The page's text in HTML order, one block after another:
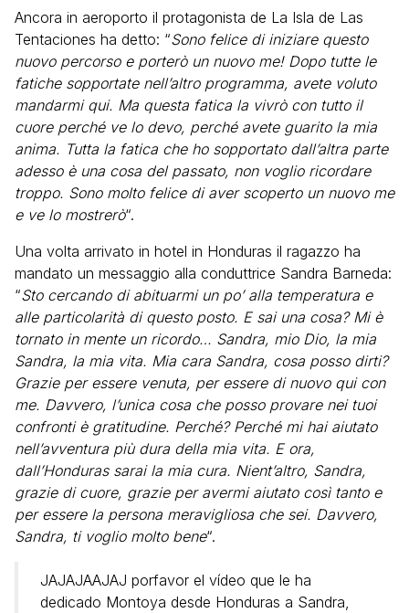
Ancora in aeroporto il protagonista de La Isla de Las
Tentaciones ha detto: “Sono felice di iniziare questo
nuovo percorso e porterò un nuovo me! Dopo tutte le
fatiche sopportate nell’altro programma, avete voluto
mandarmi qui. Ma questa fatica la vivrò con tutto il
cuore perché ve lo devo, perché avete guarito la mia
anima. Tutta la fatica che ho sopportato dall’altra parte
adesso è una cosa del passato, non voglio ricordare
troppo. Sono molto felice di aver scoperto un nuovo me
e ve lo mostrerò“.
Una volta arrivato in hotel in Honduras il ragazzo ha
mandato un messaggio alla conduttrice Sandra Barneda:
“Sto cercando di abituarmi un po’ alla temperatura e
alle particolarità di questo posto. E sai una cosa? Mi è
tornato in mente un ricordo… Sandra, mio Dio, la mia
Sandra, la mia vita. Mia cara Sandra, cosa posso dirti?
Grazie per essere venuta, per essere di nuovo qui con
me. Davvero, l’unica cosa che posso provare nei tuoi
confronti è gratitudine. Perché? Perché mi hai aiutato
nell’avventura più dura della mia vita. E ora,
dall’Honduras sarai la mia cura. Nient’altro, Sandra,
grazie di cuore, grazie per avermi aiutato così tanto e
per essere la persona meravigliosa che sei. Davvero,
Sandra, ti voglio molto bene“.
JAJAJAAJAJ porfavor el vídeo que le ha
dedicado Montoya desde Honduras a Sandra,